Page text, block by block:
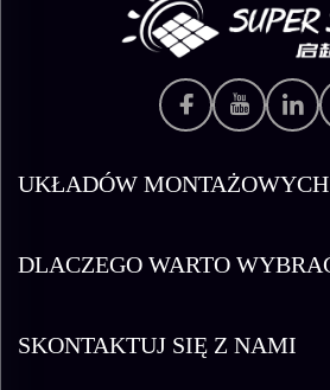
UKŁADÓW
DLACZEGO WARTO
SKONTAKTUJ SIĘ Z NAMI